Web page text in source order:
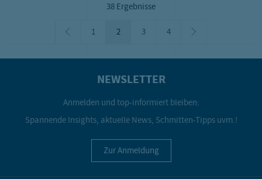
38 Ergebnisse
1
2(Aktuell)
3 4
NEWSLETTER
Anmelden und top-informiert bleiben:
Spannende Insights, aktuelle News, Schmitten-Tipps uvm.!
Zur Anmeldung